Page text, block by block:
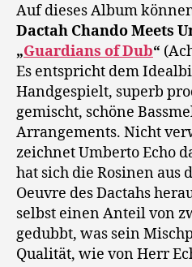
Auf dieses Album
Dactah Chando Meets
„Guardians of Dub“
Es entspricht dem
Handgespielt, superb
gemischt, schöne
Arrangements. Nicht
zeichnet Umberto Echo
hat sich die Rosinen aus
Oeuvre des Dactahs
selbst einen Anteil von
gedubbt, was sein
Qualität, wie von Herr